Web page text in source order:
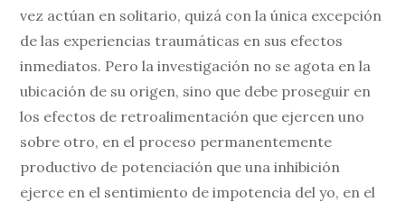
vez actúan en solitario, quizá con la única excepción
de las experiencias traumáticas en sus efectos
inmediatos. Pero la investigación no se agota en la
ubicación de su origen, sino que debe proseguir en
los efectos de retroalimentación que ejercen uno
sobre otro, en el proceso permanentemente
productivo de potenciación que una inhibición
ejerce en el sentimiento de impotencia del yo, en el